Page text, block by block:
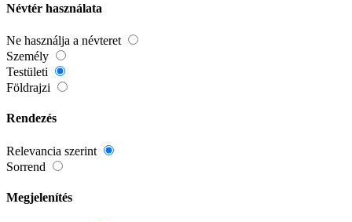
Névtér használata
Ne használja a névteret
Személy
Testületi
Földrajzi
Rendezés
Relevancia szerint
Sorrend
Megjelenítés